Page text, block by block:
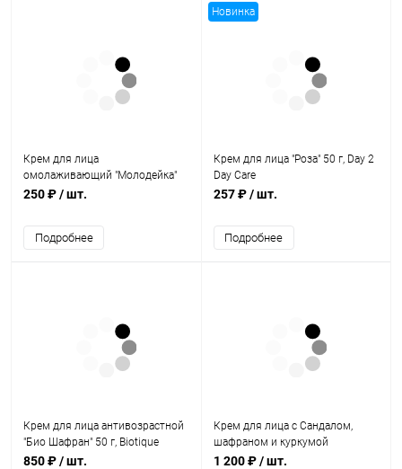
Крем для лица
омолаживающий "Молодейка"
30 г, Herbextra
250 ₽/ шт.
Подробнее
Новинка
Крем для лица "Роза" 50 г, Day 2
Day Care
257 ₽/ шт.
Подробнее
Крем для лица антивозрастной
"Био Шафран" 50 г, Biotique
850 ₽/ шт.
Крем для лица с Сандалом,
шафраном и куркумой
(Sandalwood, Saffron, Turmeric)
1 200 ₽/ шт.